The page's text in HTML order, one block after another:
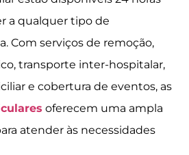
a qualquer tipo de
Com serviços de remoção,
transporte inter-hospitalar,
e cobertura de eventos, as
oferecem uma ampla
atender às necessidades